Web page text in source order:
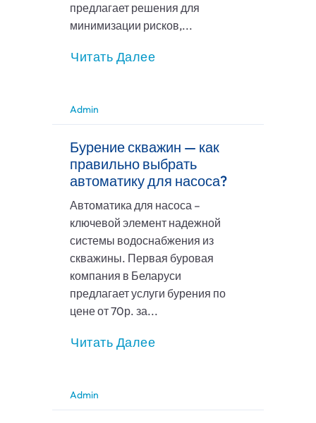
предлагает решения для
минимизации рисков,...
Читать Далее
Admin
Бурение скважин — как
правильно выбрать
автоматику для насоса?
Автоматика для насоса –
ключевой элемент надежной
системы водоснабжения из
скважины. Первая буровая
компания в Беларуси
предлагает услуги бурения по
цене от 70р. за...
Читать Далее
Admin